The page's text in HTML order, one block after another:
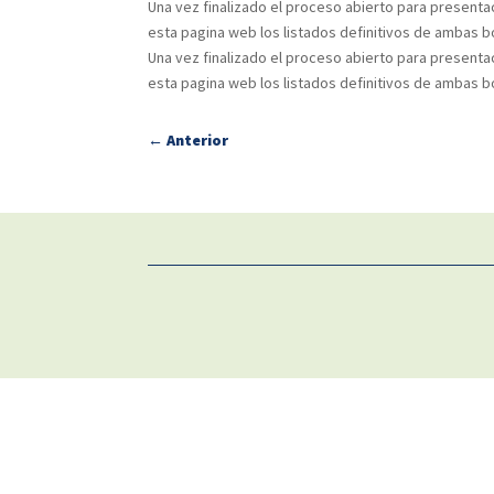
Una vez finalizado el proceso abierto para
esta pagina web los listados definitivos de ambas
Una vez finalizado el proceso abierto para
esta pagina web los listados definitivos de ambas
←Anterior